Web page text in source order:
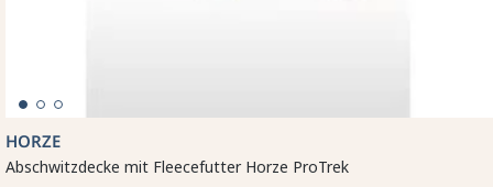
HORZE
Abschwitzdecke mit Fleecefutter Horze ProTrek